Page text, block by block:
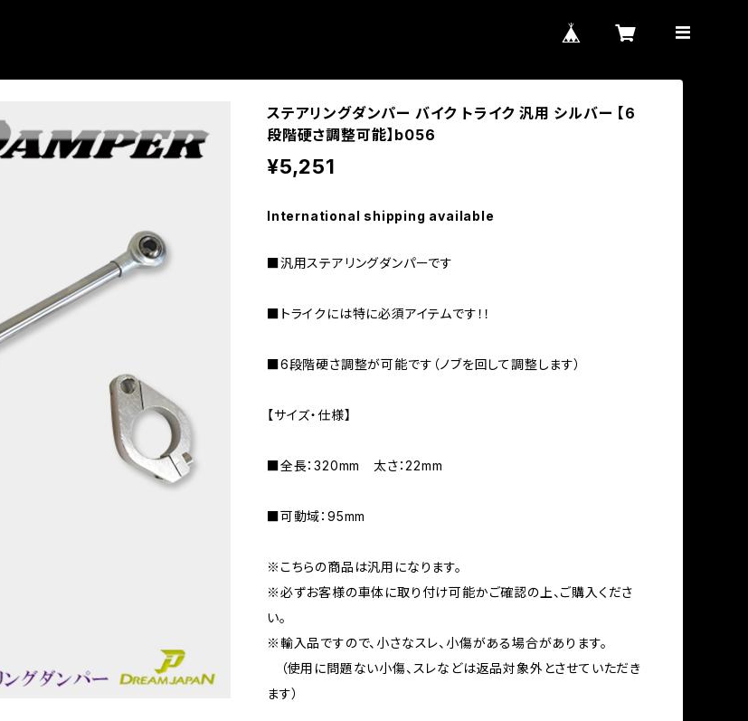
ステアリングダンパー バイク トライク 汎用 シルバー 【6
段階硬さ調整可能】b056
¥5,251
International shipping available
■汎用ステアリングダンパーです
■トライクには特に必須アイテムです！！
■6段階硬さ調整が可能です（ノブを回して調整します）
【サイズ・仕様】
■全長：320mm 太さ：22mm
■可動域：95mm
※こちらの商品は汎用になります。
※必ずお客様の車体に取り付け可能かご確認の上、ご購入くださ
い。
※輸入品ですので、小さなスレ、小傷がある場合があります。
（使用に問題ない小傷、スレなどは返品対象外とさせていただき
ます）